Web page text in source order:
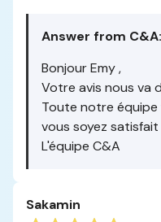
Answer from C&A:
Bonjour Emy ,
Votre avis nous va
Toute notre équipe
vous soyez
L'équipe C&A
Sakamin